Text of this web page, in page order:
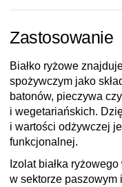
Zastosowanie
Białko ryżowe
spożywczym jako
batonów, pieczywa
i wegetariańskich.
i wartości odżywczej
funkcjonalnej.
Izolat białka
w sektorze paszowym